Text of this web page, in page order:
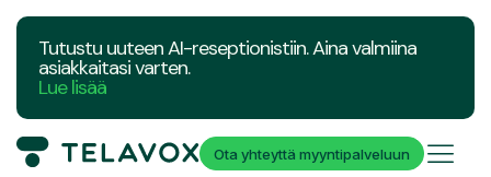
Tutustu uuteen AI-reseptionistiin. Aina valmiina
asiakkaitasi varten.
Lue lisää
Ota yhteyttä myyntipalveluun